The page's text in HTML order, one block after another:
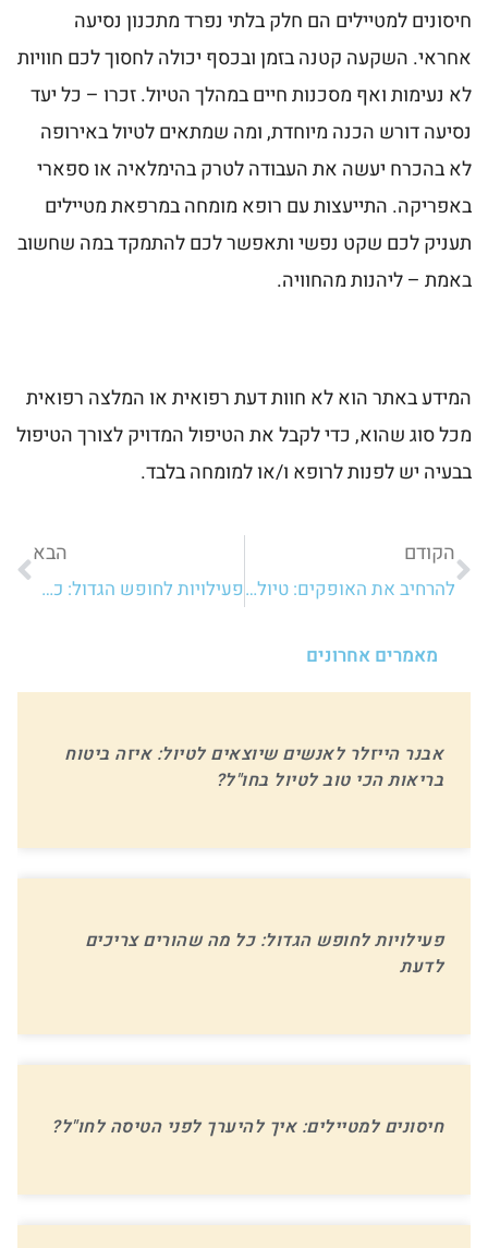
חיסונים למטיילים הם חלק בלתי נפרד מתכנון נסיעה
אחראי. השקעה קטנה בזמן ובכסף יכולה לחסוך לכם חוויות
לא נעימות ואף מסכנות חיים במהלך הטיול. זכרו – כל יעד
נסיעה דורש הכנה מיוחדת, ומה שמתאים לטיול באירופה
לא בהכרח יעשה את העבודה לטרק בהימלאיה או ספארי
באפריקה. התייעצות עם רופא מומחה במרפאת מטיילים
תעניק לכם שקט נפשי ותאפשר לכם להתמקד במה שחשוב
באמת – ליהנות מהחוויה.
המידע באתר הוא לא חוות דעת רפואית או המלצה רפואית
מכל סוג שהוא, כדי לקבל את הטיפול המדויק לצורך הטיפול
בבעיה יש לפנות לרופא ו/או למומחה בלבד.
הקודם
להרחיב את האופקים: טיולים מומלצים ביבשת אסיה
הבא
פעילויות לחופש הגדול: כל מה שהורים צריכים לדעת
מאמרים אחרונים
אבנר הייזלר לאנשים שיוצאים לטיול: איזה ביטוח
בריאות הכי טוב לטיול בחו"ל?
פעילויות לחופש הגדול: כל מה שהורים צריכים
לדעת
חיסונים למטיילים: איך להיערך לפני הטיסה לחו"ל?